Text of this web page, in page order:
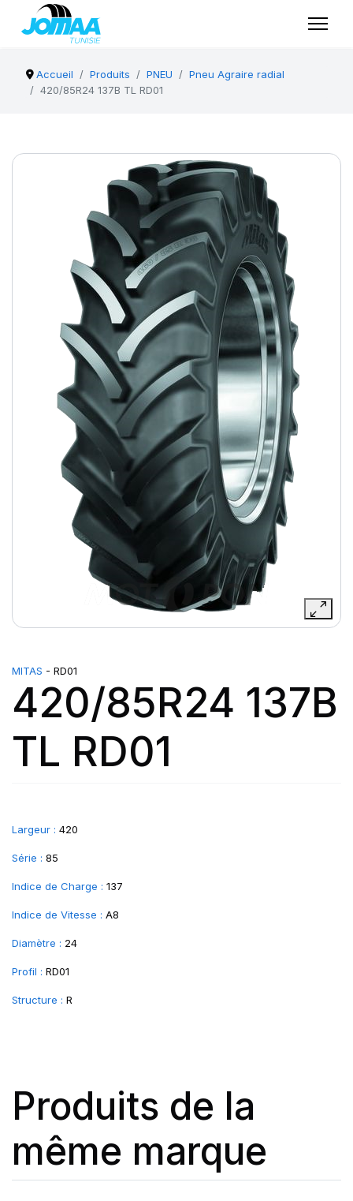
Accueil Produits PNEU
Pneu Agraire radial
420/85R24 137B TL RD01
MITAS - RD01
420/85R24 137B
TL RD01
Largeur : 420
Série : 85
Indice de Charge : 137
Indice de Vitesse : A8
Diamètre : 24
Profil : RD01
Structure : R
Produits de la
même marque